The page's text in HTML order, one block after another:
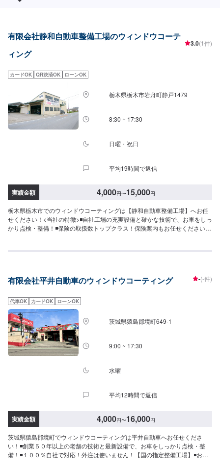
業中は代車をご利用ください。※代車の燃料代はお客様にご負担いただいてお
い。受付はスタッフへ「メンテモで予約しました」とお伝えください。ご案
内いたします。【定休日・営業時間】定休日：日曜、祝日営業時間：
8:00~18:00
有限会社静和自動車整備工場のウィンドウコーテ
ィング
3.0(1件)
カードOK QR決済OK ローンOK
栃木県栃木市岩舟町静戸1479
8:30 ~ 17:30
日曜・祝日
平均19時間で返信
実績金額 4,000円〜15,000円
栃木県栃木市でのウィンドウコーティングは【静和自動車整備工場】へお任
せください！<当社の特徴>◾自社工場の充実設備と確かな技術で、お車をしっ
かり点検・整備！◾保険の取扱数トップクラス！保険案内もお任せください！
い…★お時間があまり取れない…などのご相談もお気軽にどうぞ！【1】オフ
で納車となります。納期は前後する場合がございます。予めご了承くださ
利用ください。※代車の燃料代はお客様にご負担いただいております。-----ご
来店時の注意、受付方法-----入庫の際はお気をつけてお越しください。駐車ス
ペースは事務所前の空いているスペースに駐車してください。受付はスタッ
フへ「メンテモで予約しました」とお伝えください。ご案内いたします。
【定休日・営業時間】定休日：日曜日、祝日営業時間：8:30~17:30
有限会社平井自動車のウィンドウコーティング -(-件)
代車OK カードOK ローンOK
茨城県猿島郡境町649-1
9:00 ~ 17:30
水曜
平均12時間で返信
実績金額 4,000円〜16,000円
茨城県猿島郡境町でウィンドウコーティングは平井自動車へお任せくださ
い！◾創業５０年以上の老舗の技術と最新設備で、お車をしっかり点検・整
備！◾１００％自社で対応！外注は使いません！【国の指定整備工場】◾お車